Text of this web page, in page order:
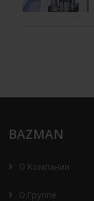
BAZMAN
О Компании
О Группе